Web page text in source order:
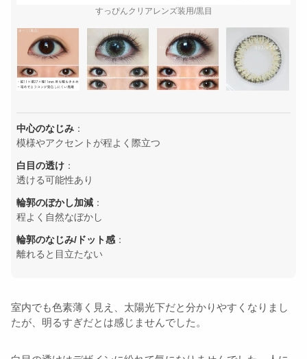
すっぴんクリアレンズ装用/黒目
中心のなじみ ：
模様やアクセントが程よく際立つ
白目の透け ：
透ける可能性あり
輪郭のぼかし加減 ：
程よく自然なぼかし
輪郭のなじみ/ドット感 ：
離れると目立たない
室内でも色素薄く見え、太陽光下だと分かりやすくなりまし
たが、明るすぎだとは感じませんでした。